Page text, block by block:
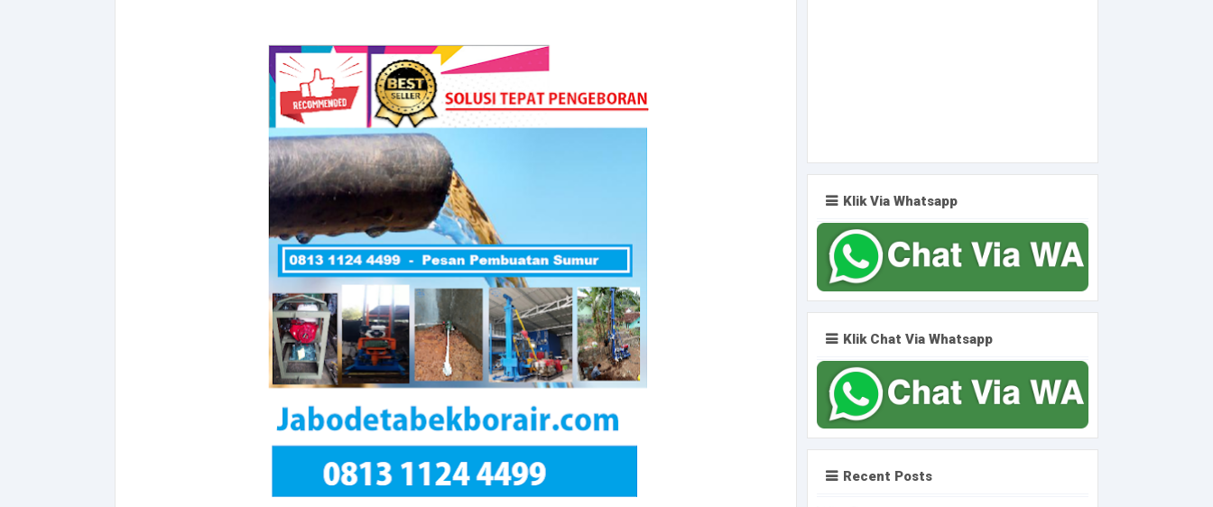
Klik Via Whatsapp
Klik Chat Via Whatsapp
Recent Posts